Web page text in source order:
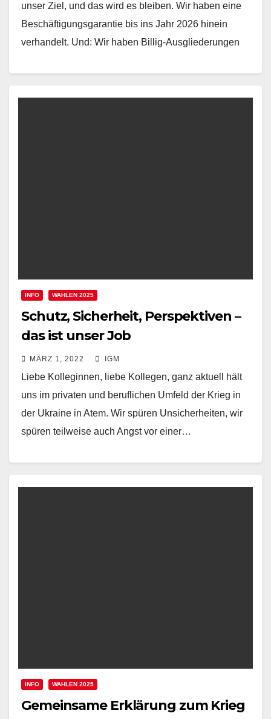
unser Ziel, und das wird es bleiben. Wir haben eine
Beschäftigungsgarantie bis ins Jahr 2026 hinein
verhandelt. Und: Wir haben Billig-Ausgliederungen
INFO WAHLEN 2025
Schutz, Sicherheit, Perspektiven –
das ist unser Job
MÄRZ 1, 2022 IGM
Liebe Kolleginnen, liebe Kollegen, ganz aktuell hält
uns im privaten und beruflichen Umfeld der Krieg in
der Ukraine in Atem. Wir spüren Unsicherheiten, wir
spüren teilweise auch Angst vor einer…
INFO WAHLEN 2025
Gemeinsame Erklärung zum Krieg